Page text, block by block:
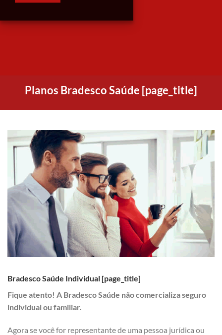
Planos Bradesco Saúde [page_title]
Bradesco Saúde Individual [page_title]
Fique atento! A Bradesco Saúde não comercializa seguro
individual ou familiar.
Agora se você for representante de uma pessoa jurídica ou